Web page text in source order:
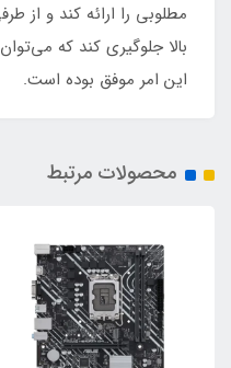
مطلوبی را ارائه کند و از
بالا جلوگیری کند که
این امر موفق بوده است.
محصولات مرتبط